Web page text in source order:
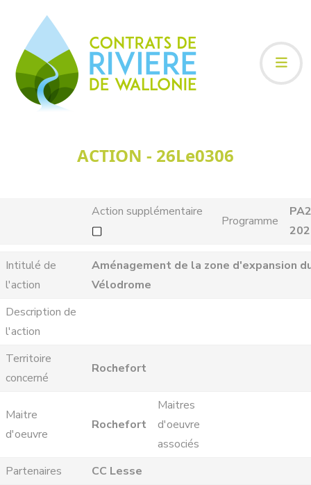
ACTION - 26Le0306
Action supplémentaire
Programme
Intitulé de
l'action
Aménagement de la zone d'expansion
Vélodrome
Description de
l'action
Territoire
concerné
Rochefort
Maitre
d'oeuvre
Rochefort
Maitres
d'oeuvre
associés
Partenaires
CC Lesse